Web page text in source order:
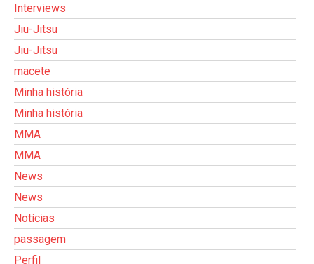
Interviews
Jiu-Jitsu
Jiu-Jitsu
macete
Minha história
Minha história
MMA
MMA
News
News
Notícias
passagem
Perfil